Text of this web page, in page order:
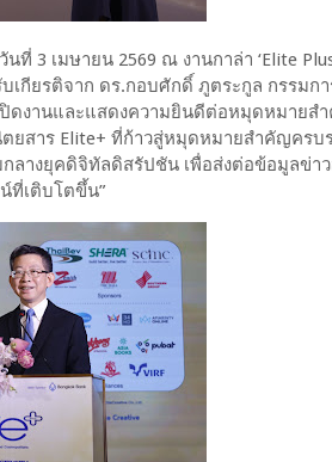
3 เมษายน 2569 ณ งานกาล่า ‘Elite
เกียรติจาก ดร.กอบศักดิ์ ภูตระกูล กรรมกา
ดงานและแสดงความยินดีต่อหมุดหมายส
ยสาร Elite+ ที่ก้าวสู่หมุดหมายสำคัญครบ
ลางยุคดิจิทัลดิสรัปชัน เพื่อส่งต่อข้อมูลข่า
ที่เติบโตขึ้น”